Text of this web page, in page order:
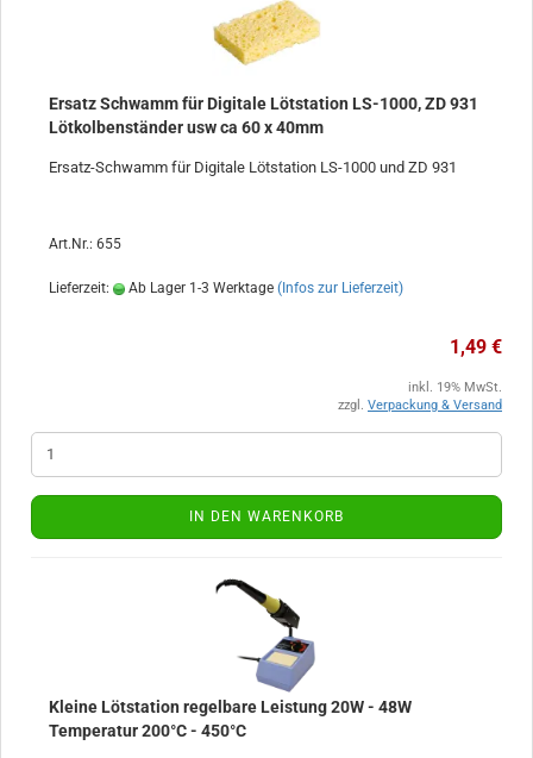
Ersatz Schwamm für Digitale Lötstation LS-1000, ZD 931
Lötkolbenständer usw ca 60 x 40mm
Ersatz-Schwamm für Digitale Lötstation LS-1000 und ZD 931
Art.Nr.: 655
Lieferzeit: Ab Lager 1-3 Werktage (Infos zur Lieferzeit)
1,49 €
inkl. 19% MwSt.
zzgl. Verpackung & Versand
IN DEN WARENKORB
Kleine Lötstation regelbare Leistung 20W - 48W
Temperatur 200°C - 450°C